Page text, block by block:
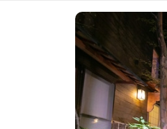
a
g
e
s
r